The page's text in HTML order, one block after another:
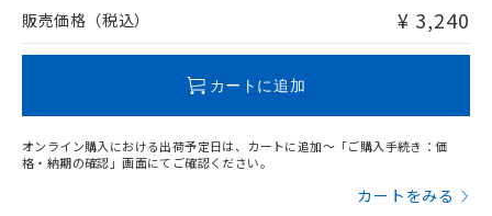
問い合わせください。
販売価格（税込） ¥ 3,240
カートに追加
オンライン購入における出荷予定日は、カートに追加～「ご購入手続き：価
格・納期の確認」画面にてご確認ください。
カートをみる